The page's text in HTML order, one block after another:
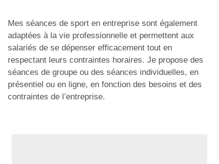
Mes séances de sport en entreprise sont également
adaptées à la vie professionnelle et permettent aux
salariés de se dépenser efficacement tout en
respectant leurs contraintes horaires. Je propose des
séances de groupe ou des séances individuelles, en
présentiel ou en ligne, en fonction des besoins et des
contraintes de l’entreprise.